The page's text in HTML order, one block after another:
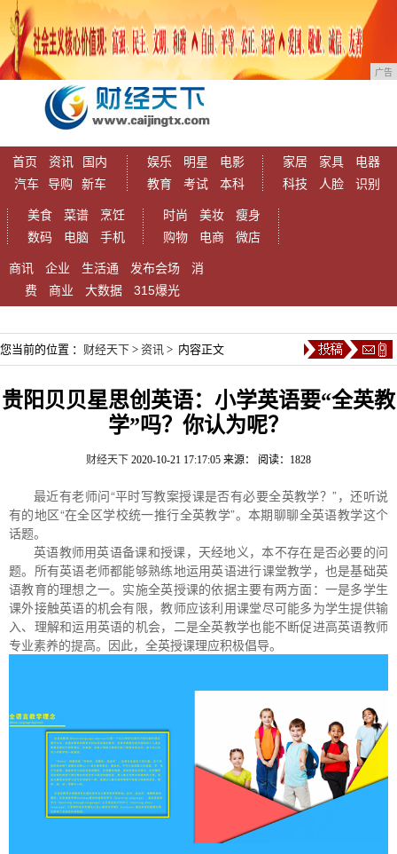
广告
首页 资讯
国内
汽车
导购 新车
娱乐 明星
电影
教育
考试 本科
家居 家具
电器
科技
人脸 识别
美食 菜谱
烹饪
数码
电脑 手机
时尚 美妆
瘦身
购物
电商 微店
商讯 企业 生活通 发布会场
消
费
商业 大数据 315爆光
您当前的位置 ： 财经天下 > 资讯 > 内容正文
贵阳贝贝星思创英语：小学英语要“全英教
学”吗？你认为呢？
财经天下 2020-10-21 17:17:05 来源： 阅读：1828
最近有老师问“平时写教案授课是否有必要全英教学？”，还听说
有的地区“在全区学校统一推行全英教学”。本期聊聊全英语教学这个
话题。
英语教师用英语备课和授课，天经地义，本不存在是否必要的问
题。所有英语老师都能够熟练地运用英语进行课堂教学，也是基础英
语教育的理想之一。实施全英授课的依据主要有两方面：一是多学生
课外接触英语的机会有限，教师应该利用课堂尽可能多为学生提供输
入、理解和运用英语的机会，二是全英教学也能不断促进高英语教师
专业素养的提高。因此，全英授课理应积极倡导。